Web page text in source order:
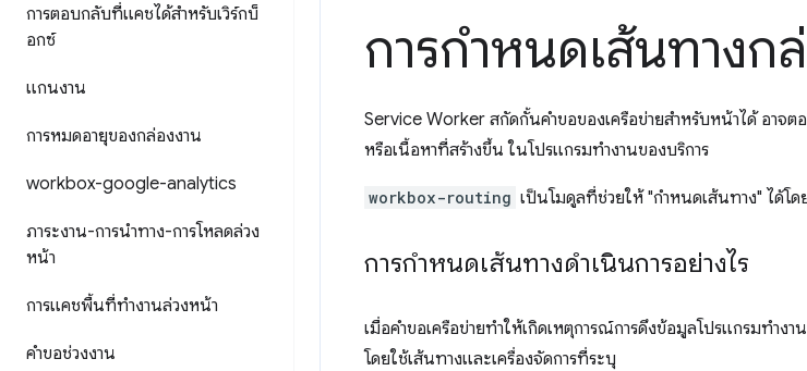
การตอบกลับที่แคชได้สำหรับเวิร์กบ็
อกซ์
แกนงาน
การหมดอายุของกล่องงาน
workbox-google-analytics
ภาระงาน-การนำทาง-การโหลดล่วง
หน้า
การแคชพื้นที่ทำงานล่วงหน้า
คำขอช่วงงาน
การกำหนดเส้นทางก
Service Worker สกัดกั้นคำขอของเครือข่ายสำหรับหน้าได้ อาจต
หรือเนื้อหาที่สร้างขึ้น ในโปรแกรมทำงานของบริการ
workbox-routing เป็นโมดูลที่ช่วยให้ "กำหนดเส้นทาง" ได้โ
การกำหนดเส้นทางดำเนินการอย่างไร
เมื่อคำขอเครือข่ายทำให้เกิดเหตุการณ์การดึงข้อมูลโปรแกรมทำงา
โดยใช้เส้นทางและเครื่องจัดการที่ระบุ